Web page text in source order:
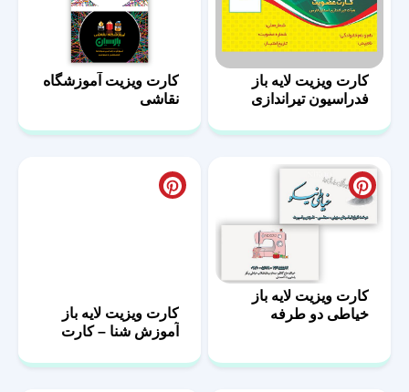
کارت ویزیت لایه باز
فدراسیون تیراندازی
کارت ویزیت آموزشگاه
نقاشی
کارت ویزیت لایه باز
خیاطی دو طرفه
کارت ویزیت لایه باز
آموزش شنا – کارت